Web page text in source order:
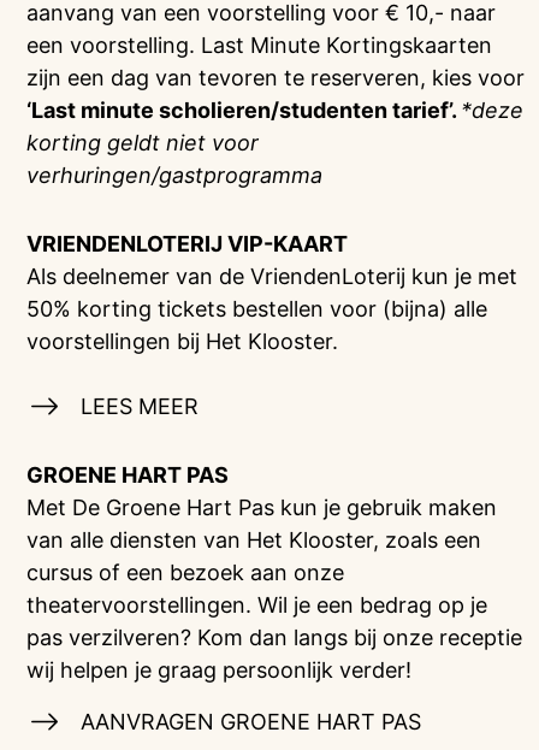
aanvang van een voorstelling voor € 10,- naar
een voorstelling. Last Minute Kortingskaarten
zijn een dag van tevoren te reserveren, kies voor
‘Last minute scholieren/studenten tarief’. *deze
korting geldt niet voor
verhuringen/gastprogramma
VRIENDENLOTERIJVIP-KAART
Als deelnemer van de VriendenLoterij kun je met
50% korting tickets bestellen voor (bijna) alle
voorstellingen bij Het Klooster.
LEES MEER
GROENE HART PAS
Met De Groene Hart Pas kun je gebruik maken
van alle diensten van Het Klooster, zoals een
cursus of een bezoek aan onze
theatervoorstellingen. Wil je een bedrag op je
pas verzilveren? Kom dan langs bij onze receptie
wij helpen je graag persoonlijk verder!
AANVRAGEN GROENE HART PAS